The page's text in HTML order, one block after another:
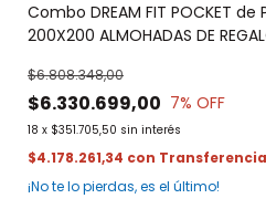
Combo DREAM FIT POCKET de
200X200 ALMOHADAS DE
$6.330.699,00
$6.808.348,00
7% OFF
18 x $351.705,50 sin interés
$4.178.261,34 con
¡No te lo pierdas, es el último!